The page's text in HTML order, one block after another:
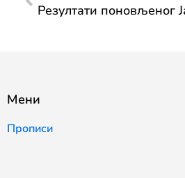
Мени
Прописи